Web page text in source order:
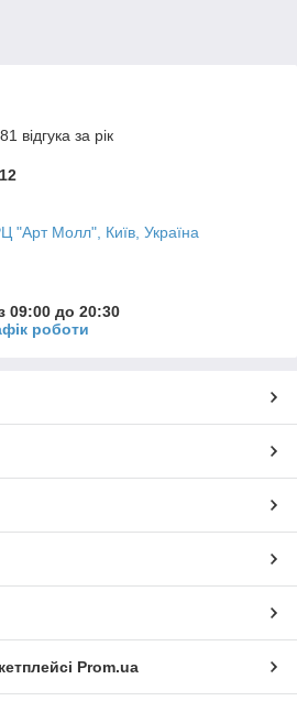
відгука за рік
"Арт Молл", Київ, Україна
09:00 до 20:30
роботи
Prom.ua